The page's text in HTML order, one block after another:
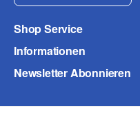
Shop Service
Informationen
Newsletter Abonnieren